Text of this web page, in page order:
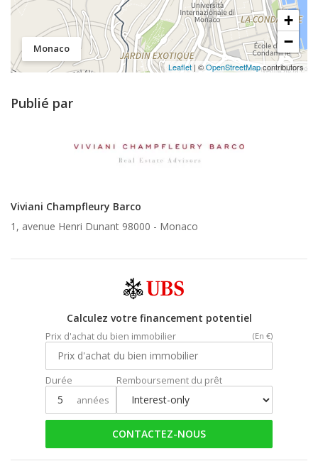
Monaco
+
−
Leaflet | ©OpenStreetMapcontributors
Publié par
Viviani Champfleury Barco
1, avenue Henri Dunant 98000 - Monaco
Calculez votre financement potentiel
Prix d'achat du bien immobilier (En €)
Durée
années
Remboursement du prêt
CONTACTEZ-NOUS